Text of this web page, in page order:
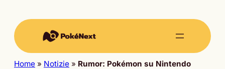
Home » Notizie » Rumor: Pokémon su Nintendo